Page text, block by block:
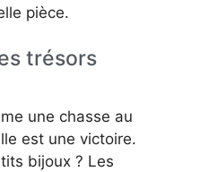
pièce.
trésors
une chasse au
est une victoire.
bijoux ? Les